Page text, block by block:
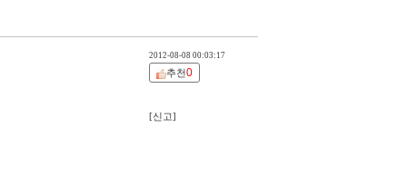
2012-08-08 00:03:17
추천0
[신고]